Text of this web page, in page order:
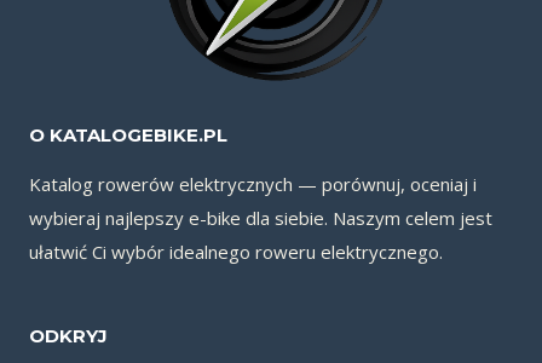
O KATALOGEBIKE.PL
Katalog rowerów elektrycznych — porównuj, oceniaj i
wybieraj najlepszy e-bike dla siebie. Naszym celem jest
ułatwić Ci wybór idealnego roweru elektrycznego.
ODKRYJ